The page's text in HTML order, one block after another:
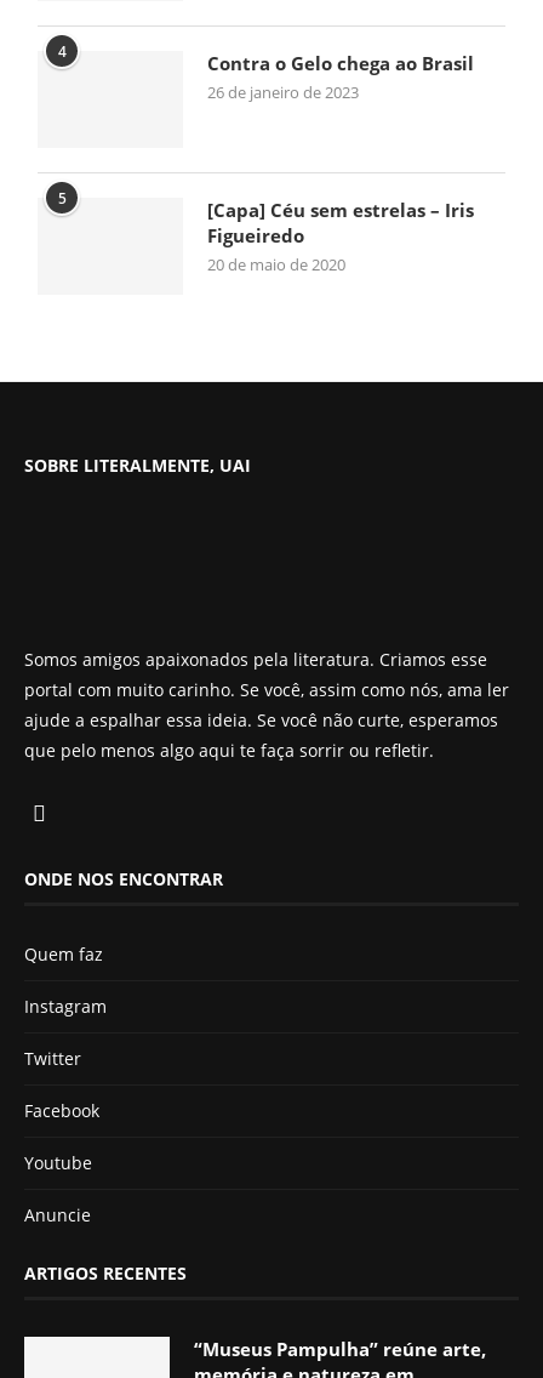
4 Contra o Gelo chega ao Brasil
26 de janeiro de 2023
5
[Capa] Céu sem estrelas – Iris
Figueiredo
20 de maio de 2020
SOBRE LITERALMENTE, UAI
Somos amigos apaixonados pela literatura. Criamos esse
portal com muito carinho. Se você, assim como nós, ama ler
ajude a espalhar essa ideia. Se você não curte, esperamos
que pelo menos algo aqui te faça sorrir ou refletir.
ONDE NOS ENCONTRAR
Quem faz
Instagram
Twitter
Facebook
Youtube
Anuncie
ARTIGOS RECENTES
“Museus Pampulha” reúne arte,